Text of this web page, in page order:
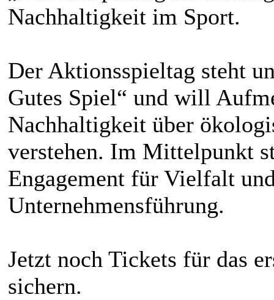
Nachhaltigkeit im Sport.
Der Aktionsspieltag steht
Gutes Spiel“ und will
Nachhaltigkeit über
verstehen. Im Mittelpunkt
Engagement für Vielfalt
Unternehmensführung.
Jetzt noch Tickets für das
sichern.